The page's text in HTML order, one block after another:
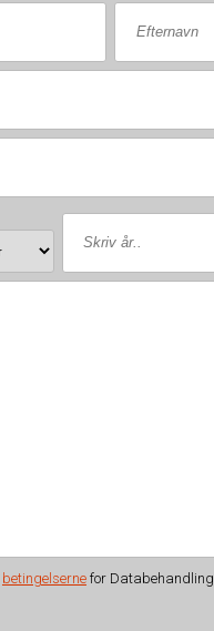
betingelsernefor Databehandling